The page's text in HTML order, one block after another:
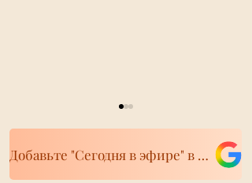
Добавьте "Сегодня в эфире" в свои источники